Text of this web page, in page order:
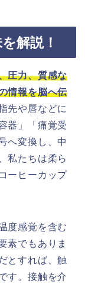
解説！
圧力、質感な
情報を脳へ伝
先や唇などに
器」「痛覚受
へ変換し、中
私たちは柔ら
ーヒーカップ
度感覚を含む
素でもありま
とすれば、触
す。接触を介